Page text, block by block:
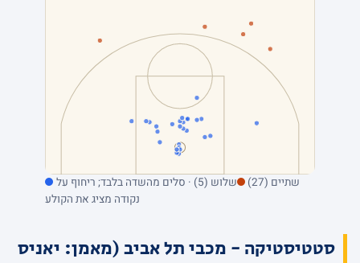
שתיים (27)
שלוש (5) · סלים מהשדה בלבד; ריחוף על
נקודה מציג את הקולע
סטטיסטיקה - מכבי תל אביב (מאמן: יאניס